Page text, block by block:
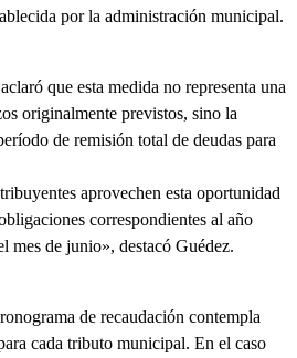
por la administración municipal.
que esta medida no representa una
originalmente previstos, sino la
de remisión total de deudas para
aprovechen esta oportunidad
correspondientes al año
mes de junio», destacó Guédez.
de recaudación contempla
cada tributo municipal. En el caso